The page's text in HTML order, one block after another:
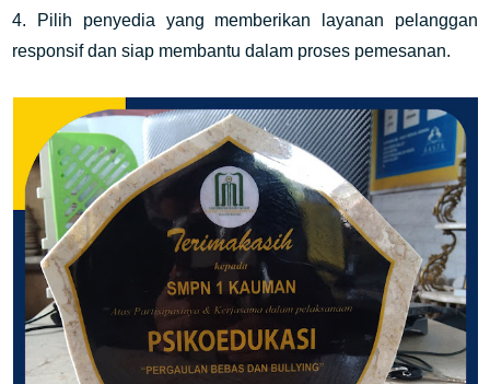
4. Pilih penyedia yang memberikan layanan pelanggan
responsif dan siap membantu dalam proses pemesanan.